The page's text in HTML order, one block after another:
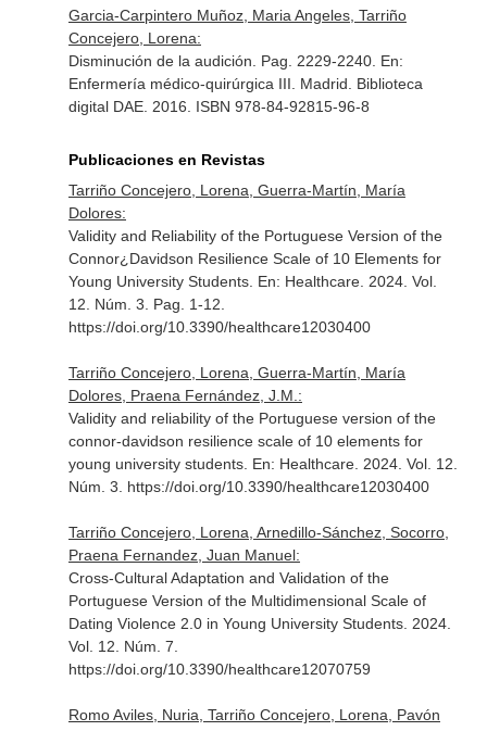
Garcia-Carpintero Muñoz, Maria Angeles, Tarriño
Concejero, Lorena:
Disminución de la audición. Pag. 2229-2240. En:
Enfermería médico-quirúrgica III . Madrid. Biblioteca
digital DAE. 2016. ISBN 978-84-92815-96-8
Publicaciones en Revistas
Tarriño Concejero, Lorena, Guerra-Martín, María
Dolores:
Validity and Reliability of the Portuguese Version of the
Connor¿Davidson Resilience Scale of 10 Elements for
Young University Students. En: Healthcare. 2024. Vol.
12. Núm. 3. Pag. 1-12.
https://doi.org/10.3390/healthcare12030400
Tarriño Concejero, Lorena, Guerra-Martín, María
Dolores, Praena Fernández, J.M.:
Validity and reliability of the Portuguese version of the
connor-davidson resilience scale of 10 elements for
young university students. En: Healthcare. 2024. Vol. 12.
Núm. 3. https://doi.org/10.3390/healthcare12030400
Tarriño Concejero, Lorena, Arnedillo-Sánchez, Socorro,
Praena Fernandez, Juan Manuel:
Cross-Cultural Adaptation and Validation of the
Portuguese Version of the Multidimensional Scale of
Dating Violence 2.0 in Young University Students. 2024.
Vol. 12. Núm. 7.
https://doi.org/10.3390/healthcare12070759
Romo Aviles, Nuria, Tarriño Concejero, Lorena, Pavón